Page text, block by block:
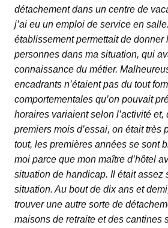
détachement dans un centre de
j’ai eu un emploi de service en
établissement permettait de donner
personnes dans ma situation, qui
connaissance du métier.
encadrants n’étaient pas du tout
comportementales qu’on pouvait
horaires variaient selon l’activité et,
premiers mois d’essai, on était très
tout, les premières années se sont
moi parce que mon maître d’hôtel
situation de handicap. Il était assez
situation. Au bout de dix ans et
trouver une autre sorte de
maisons de retraite et des cantines